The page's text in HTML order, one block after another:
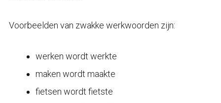
Voorbeelden van zwakke werkwoorden zijn:
werken wordt werkte
maken wordt maakte
fietsen wordt fietste